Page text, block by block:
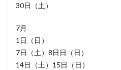
30日（土）
7月
1日（日）
7日（土）8日日（日）
14日（土）15日（日）